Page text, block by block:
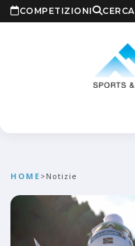
COMPETIZIONI CERCA
HOME > Notizie